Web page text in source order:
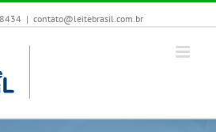
| contato@leitebrasil.com.br